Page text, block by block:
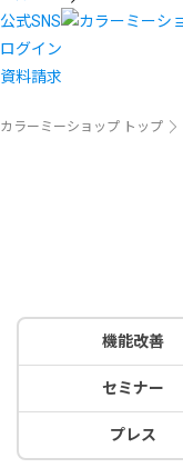
公式SNS
ログイン
資料請求
カラーミーショップ トップ
機能改善
セミナー
プレス